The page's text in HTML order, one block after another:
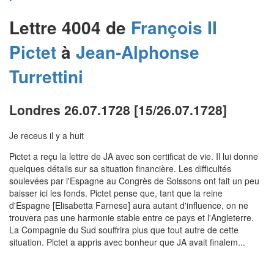
Lettre 4004 de François II
Pictetà Jean-Alphonse
Turrettini
Londres 26.07.1728 [15/26.07.1728]
Je receus il y a huit
Pictet a reçu la lettre de JA avec son certificat de vie. Il lui donne
quelques détails sur sa situation financière. Les difficultés
soulevées par l'Espagne au Congrès de Soissons ont fait un peu
baisser ici les fonds. Pictet pense que, tant que la reine
d'Espagne [Elisabetta Farnese] aura autant d'influence, on ne
trouvera pas une harmonie stable entre ce pays et l'Angleterre.
La Compagnie du Sud souffrira plus que tout autre de cette
situation. Pictet a appris avec bonheur que JA avait finalem...